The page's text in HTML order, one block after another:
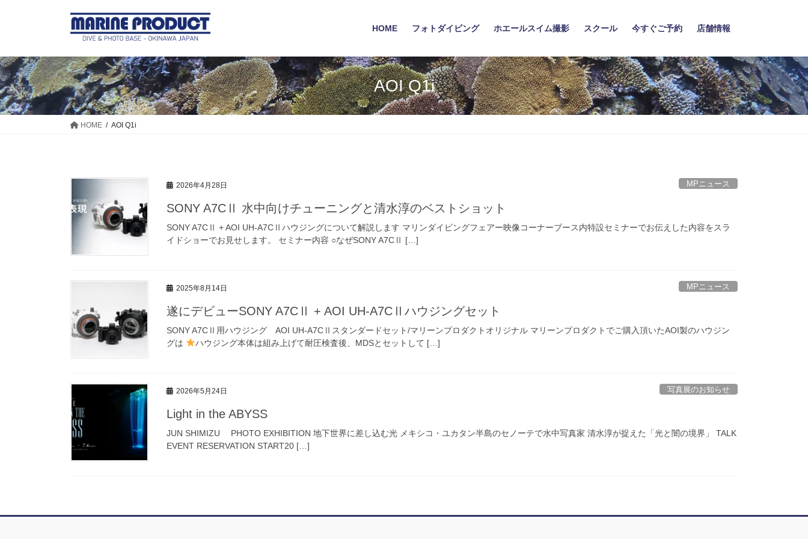
ツ
に
移
動
シ
ョ
ン
に
HOME フォトダイビング ホエールスイム撮影 スクール 今すぐご予約 店舗情報
AOI Q1i
HOME AOI Q1i
2026年4月28日 MPニュース
SONY A7CⅡ 水中向けチューニングと清水淳のベストショット
SONY A7CⅡ + AOI UH-A7CⅡハウジングについて解説します マリンダイビングフェアー映像コーナーブース内特設セミナーでお伝えした内容をスラ
イドショーでお見せします。 セミナー内容 ○なぜSONY A7CⅡ […]
2025年8月14日 MPニュース
遂にデビューSONY A7CⅡ + AOI UH-A7CⅡハウジングセット
SONY A7CⅡ用ハウジング AOI UH-A7CⅡスタンダードセット/マリーンプロダクトオリジナル マリーンプロダクトでご購入頂いたAOI製のハウジン
グは
ハウジング本体は組み上げて耐圧検査後、MDSとセットして […]
2026年5月24日 写真展のお知らせ
Light in the ABYSS
JUN SHIMIZU PHOTO EXHIBITION 地下世界に差し込む光 メキシコ・ユカタン半島のセノーテで水中写真家 清水淳が捉えた「光と闇の境界」 TALK
EVENT RESERVATION START20 […]